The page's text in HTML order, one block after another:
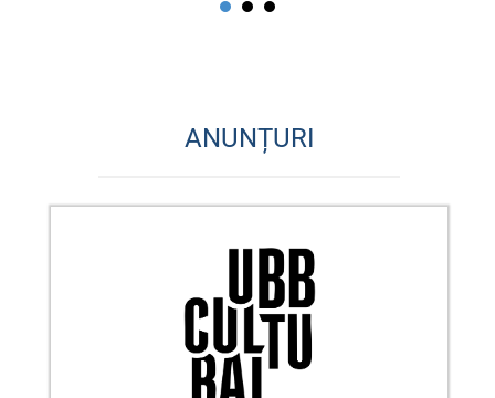
ANUNȚURI